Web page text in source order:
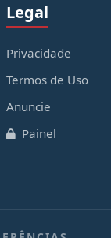
Legal
Privacidade
Termos de Uso
Anuncie
Painel